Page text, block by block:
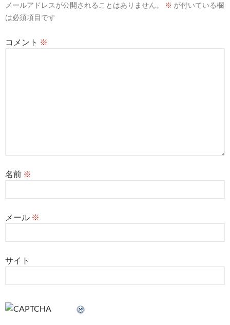
ョ
メールアドレスが公開されることはありません。 ※ が付いている欄
は必須項目です
コメント ※
名前 ※
メール ※
サイト